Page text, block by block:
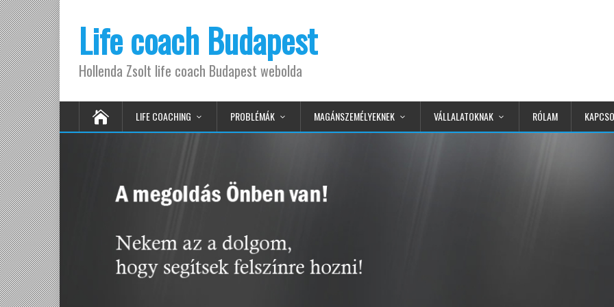
Life coach Budapest
Hollenda Zsolt life coach Budapest webolda
LIFE COACHING PROBLÉMÁK MAGÁNSZEMÉLYEKNEK VÁLLALATOKNAK RÓLAM